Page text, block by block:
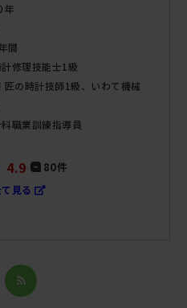
年
間
修理技能士1級
匠の時計技師1級、いわて機械
職業訓練指導員
4.9 80件
て見る